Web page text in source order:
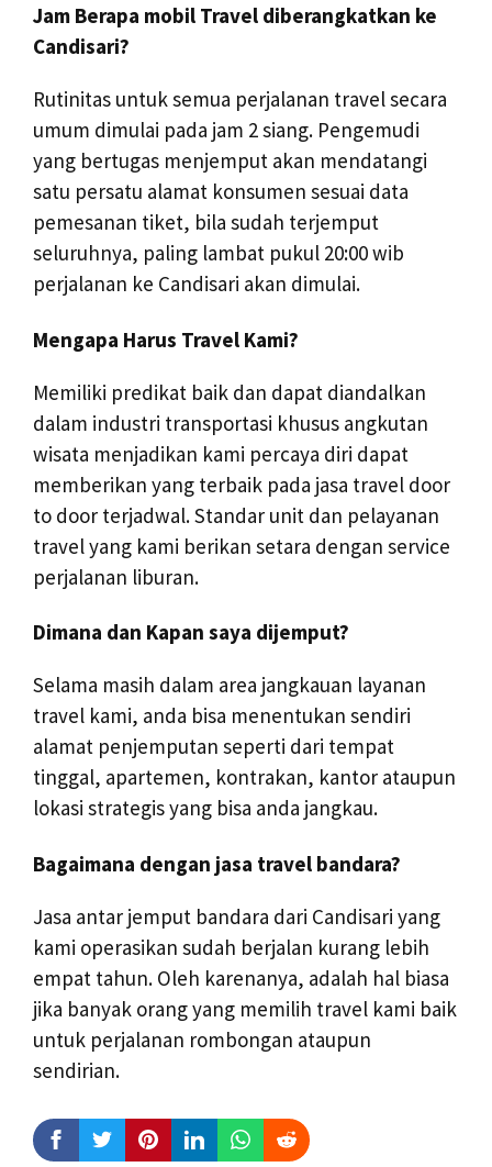
Jam Berapa mobil Travel diberangkatkan ke
Candisari?
Rutinitas untuk semua perjalanan travel secara
umum dimulai pada jam 2 siang. Pengemudi
yang bertugas menjemput akan mendatangi
satu persatu alamat konsumen sesuai data
pemesanan tiket, bila sudah terjemput
seluruhnya, paling lambat pukul 20:00 wib
perjalanan ke Candisari akan dimulai.
Mengapa Harus Travel Kami?
Memiliki predikat baik dan dapat diandalkan
dalam industri transportasi khusus angkutan
wisata menjadikan kami percaya diri dapat
memberikan yang terbaik pada jasa travel door
to door terjadwal. Standar unit dan pelayanan
travel yang kami berikan setara dengan service
perjalanan liburan.
Dimana dan Kapan saya dijemput?
Selama masih dalam area jangkauan layanan
travel kami, anda bisa menentukan sendiri
alamat penjemputan seperti dari tempat
tinggal, apartemen, kontrakan, kantor ataupun
lokasi strategis yang bisa anda jangkau.
Bagaimana dengan jasa travel bandara?
Jasa antar jemput bandara dari Candisari yang
kami operasikan sudah berjalan kurang lebih
empat tahun. Oleh karenanya, adalah hal biasa
jika banyak orang yang memilih travel kami baik
untuk perjalanan rombongan ataupun
sendirian.